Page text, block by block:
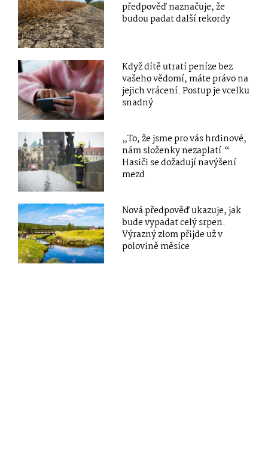
předpověď naznačuje, že
budou padat další rekordy
Když dítě utratí peníze bez
vašeho vědomí, máte právo na
jejich vrácení. Postup je vcelku
snadný
„To, že jsme pro vás hrdinové,
nám složenky nezaplatí.“
Hasiči se dožadují navýšení
mezd
Nová předpověď ukazuje, jak
bude vypadat celý srpen.
Výrazný zlom přijde už v
polovině měsíce